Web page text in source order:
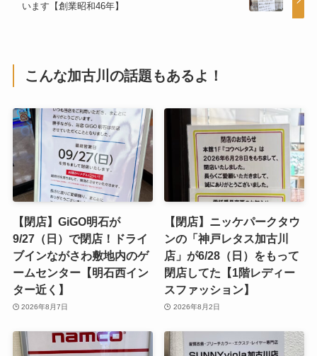
います【創業昭和46年】
こんな加古川の話題もあるよ！
【閉店】GiGO明石が
9/27（日）で閉店！ドライ
ブインながさわ敷地内のゲ
ームセンター【明石西イン
ター近く】
2026年8月7日
【閉店】ニッケパークタウ
ンの「神戸レタス加古川
店」が6/28（日）をもって
閉店してた【1階レディー
スファッション】
2026年8月2日